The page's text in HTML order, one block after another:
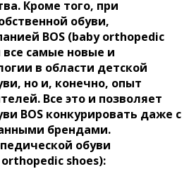
Кроме того, при
обуви,
BOS (baby orthopedic
самые новые и
в области детской
но и, конечно, опыт
Все это и позволяет
BOS конкурировать даже с
брендами.
обуви
orthopedic shoes):